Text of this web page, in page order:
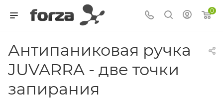
0
Антипаниковая ручка
JUVARRA - две точки
запирания